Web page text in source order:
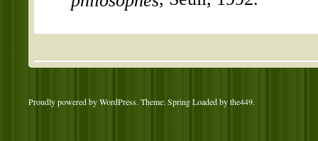
Proudly powered by WordPress. Theme: Spring Loaded bythe449.